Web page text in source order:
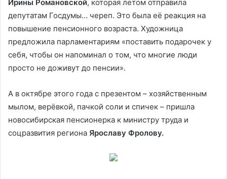
Ирины Романовской, которая летом отправила
депутатам Госдумы… череп. Это была её реакция на
повышение пенсионного возраста. Художница
предложила парламентариям «поставить подарочек у
себя, чтобы он напоминал о том, что многие люди
просто не доживут до пенсии».
А в октябре этого года с презентом – хозяйственным
мылом, верёвкой, пачкой соли и спичек – пришла
новосибирская пенсионерка к министру труда и
соцразвития региона Ярославу Фролову.